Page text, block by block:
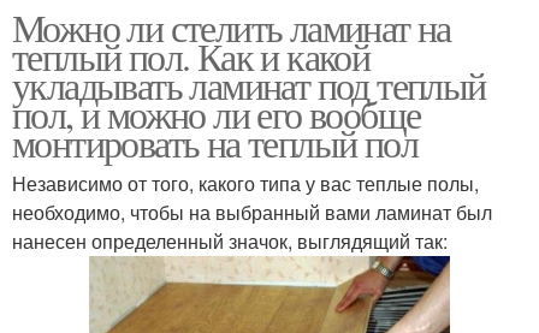
Можно ли стелить ламинат на
теплый пол. Как и какой
укладывать ламинат под теплый
пол, и можно ли его вообще
монтировать на теплый пол
Независимо от того, какого типа у вас теплые полы,
необходимо, чтобы на выбранный вами ламинат был
нанесен определенный значок, выглядящий так: